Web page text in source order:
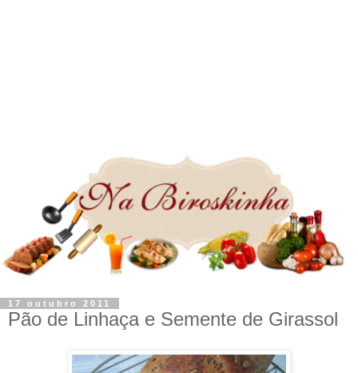
17 outubro 2011
Pão de Linhaça e Semente de Girassol